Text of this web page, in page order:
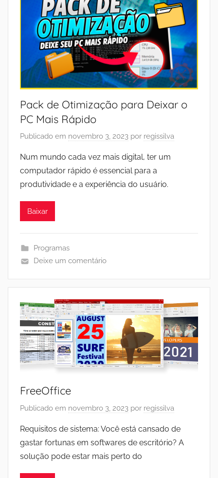
Pack de Otimização para Deixar o
PC Mais Rápido
Publicado em novembro 3, 2023 por regissilva
Num mundo cada vez mais digital, ter um
computador rápido é essencial para a
produtividade e a experiência do usuário.
Baixar
Programas
Deixe um comentário
FreeOffice
Publicado em novembro 3, 2023 por regissilva
Requisitos de sistema: Você está cansado de
gastar fortunas em softwares de escritório? A
solução pode estar mais perto do